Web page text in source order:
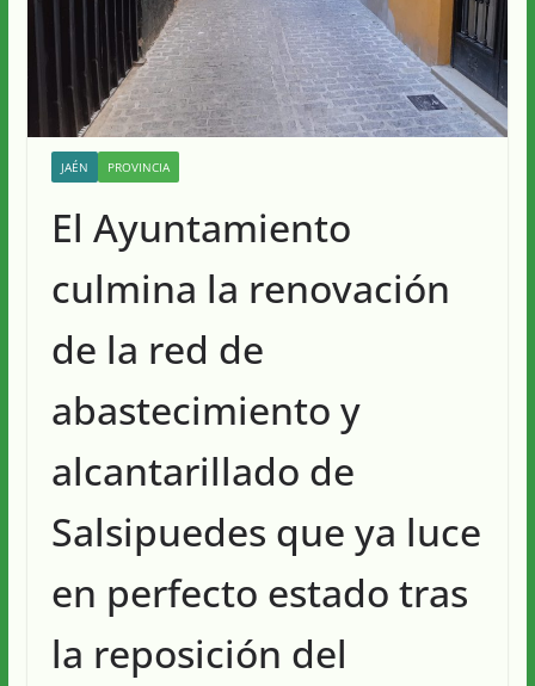
JAÉN PROVINCIA
El Ayuntamiento
culmina la renovación
de la red de
abastecimiento y
alcantarillado de
Salsipuedes que ya luce
en perfecto estado tras
la reposición del